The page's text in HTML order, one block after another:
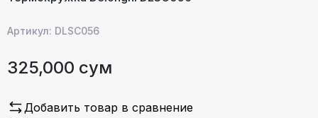
Артикул: DLSC056
325,000 сум
Добавить товар в сравнение